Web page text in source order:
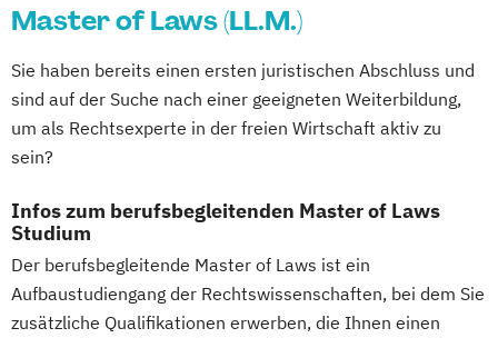
Politikwissenschaft
Praktische Informatik Psychologie
Psychologie: Entwicklung und Bildung
Psychologie: Entwicklung und Gesundheit
Arbeitswelt
Psychologie: Soziale Prozesse
Diversität und Intervention
Rechtswissenschaft
Soziologie – Zugänge zur
Master of Laws (LL.M.)
Sie haben bereits einen ersten juristischen Abschluss und
sind auf der Suche nach einer geeigneten Weiterbildung,
um als Rechtsexperte in der freien Wirtschaft aktiv zu
sein?
Infos zum berufsbegleitenden Master of Laws
Studium
Der berufsbegleitende Master of Laws ist ein
Aufbaustudiengang der Rechtswissenschaften, bei dem Sie
zusätzliche Qualifikationen erwerben, die Ihnen einen